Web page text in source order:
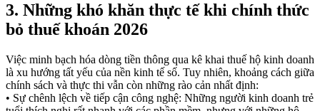
3. Những khó khăn thực tế khi chính thức
bỏ thuế khoán 2026
Việc minh bạch hóa dòng tiền thông qua kê khai thuế hộ kinh doanh
là xu hướng tất yếu của nền kinh tế số. Tuy nhiên, khoảng cách giữa
chính sách và thực thi vẫn còn những rào cản nhất định:
• Sự chênh lệch về tiếp cận công nghệ: Những người kinh doanh trẻ